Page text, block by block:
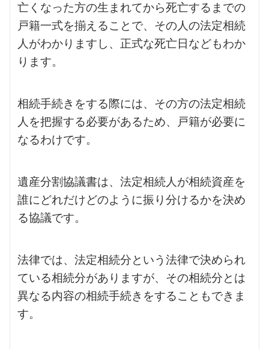
亡くなった方の生まれてから死亡するまでの
戸籍一式を揃えることで、その人の法定相続
人がわかりますし、正式な死亡日などもわか
ります。
相続手続きをする際には、その方の法定相続
人を把握する必要があるため、戸籍が必要に
なるわけです。
遺産分割協議書は、法定相続人が相続資産を
誰にどれだけどのように振り分けるかを決め
る協議です。
法律では、法定相続分という法律で決められ
ている相続分がありますが、その相続分とは
異なる内容の相続手続きをすることもできま
す。